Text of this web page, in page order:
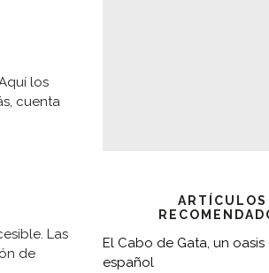
los
cuenta
Las
de
ARTÍCULOS
El Cabo de Gata, un oasis
español